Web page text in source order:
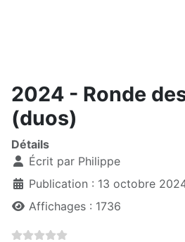
2024 - Ronde
(duos)
Détails
Écrit par Philippe
Publication : 13 octobre
Affichages : 1736